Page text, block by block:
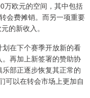
万欧元的空间，其中包括
会费摊销。而另一项重要
的新收入。
在下个赛季开放新的看
再加上新签署的赞助协
部正逐步恢复其正常的
可以在转会市场上更加自